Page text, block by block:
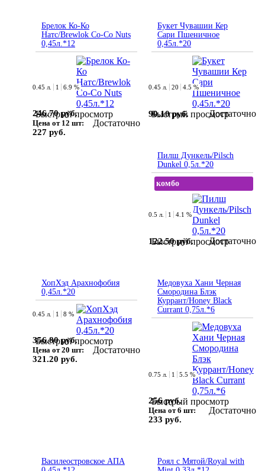
Брелок Ко-Ко
Натс/Brewlok Co-Co Nuts
0,45л.*12
Быстрый просмотр
0.45 л. 1 6.9 %
246.70 руб.
Цена от 12 шт:
227 руб.
Достаточно
Букет Чувашии Кер
Сари Пшеничное
0,45л.*20
Быстрый просмотр
0.45 л. 20 4.5 %
90.10 руб. Достаточно
Пилш Дункель/Pilsch
Dunkel 0,5л.*20
комбо
Быстрый просмотр
0.5 л. 1 4.1 %
122.50 руб. Достаточно
ХопХэд Арахнофобия
0,45л.*20
Быстрый просмотр
0.45 л. 1 8 %
356.80 руб.
Цена от 20 шт:
321.20 руб.
Достаточно
Медовуха Хани Черная
Смородина Блэк
Куррант/Honey Black
Currant 0,75л.*6
Быстрый просмотр
0.75 л. 1 5.5 %
256 руб.
Цена от 6 шт:
233 руб.
Достаточно
Василеостровское АПА
Роял с Мятой/Royal with